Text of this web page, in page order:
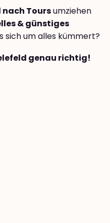
nach Toursumziehen
& günstiges
sich um alles kümmert?
genau richtig!